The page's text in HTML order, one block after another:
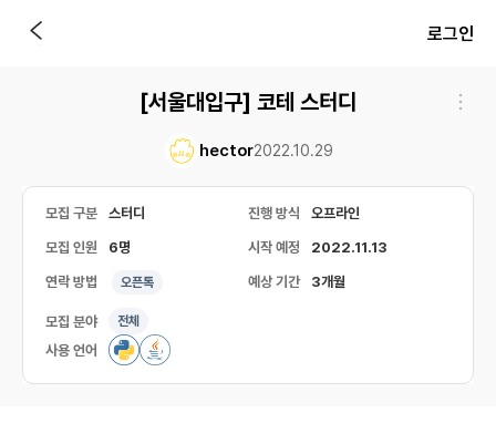
로그인
[서울대입구] 코테 스터디
hector2022.10.29
모집 구분 스터디 진행 방식 오프라인
모집 인원 6명 시작 예정 2022.11.13
연락 방법 오픈톡 예상 기간 3개월
모집 분야 전체
사용 언어